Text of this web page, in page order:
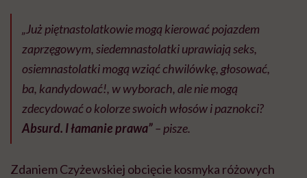
„Już piętnastolatkowie mogą kierować pojazdem
zaprzęgowym, siedemnastolatki uprawiają seks,
osiemnastolatki mogą wziąć chwilówkę, głosować,
ba, kandydować!, w wyborach, ale nie mogą
zdecydować o kolorze swoich włosów i paznokci?
Absurd. I łamanie prawa”– pisze.
Zdaniem Czyżewskiej obcięcie kosmyka różowych